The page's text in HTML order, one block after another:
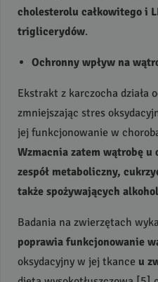
cholesterolu całkowitego i
triglicerydów.
Ochronny wpływ na
Ekstrakt z karczocha działa
zmniejszając stres
jej funkcjonowanie w
Wzmacnia zatem wątrobę u
zespół metaboliczny,
także spożywających alkohol
Badania na zwierzętach
poprawia funkcjonowanie
oksydacyjny w jej tkance u